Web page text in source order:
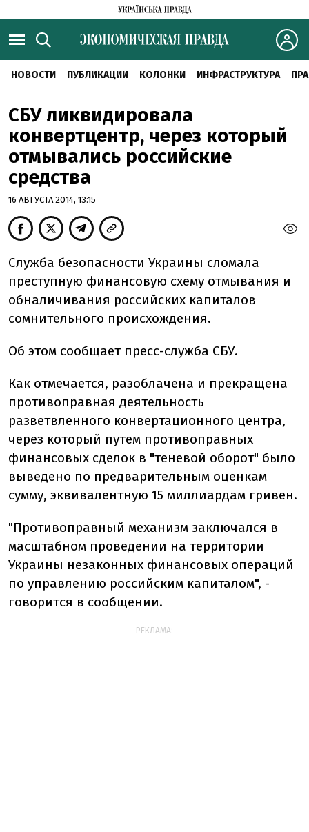
НОВОСТИ ПУБЛИКАЦИИ КОЛОНКИ ИНФРАСТРУКТУРА
СБУ ликвидировала
конвертцентр, через который
отмывались российские
средства
16 АВГУСТА 2014, 13:15
Служба безопасности Украины сломала
преступную финансовую схему отмывания и
обналичивания российских капиталов
сомнительного происхождения.
Об этом сообщает пресс-служба СБУ.
Как отмечается, разоблачена и прекращена
противоправная деятельность
разветвленного конвертационного центра,
через который путем противоправных
финансовых сделок в "теневой оборот" было
выведено по предварительным оценкам
сумму, эквивалентную 15 миллиардам гривен.
"Противоправный механизм заключался в
масштабном проведении на территории
Украины незаконных финансовых операций
по управлению российским капиталом", -
говорится в сообщении.
РЕКЛАМА: